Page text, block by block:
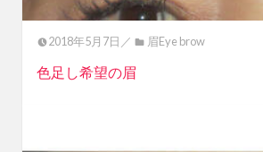
2018年5月7日／ 眉Eye brow
色足し希望の眉